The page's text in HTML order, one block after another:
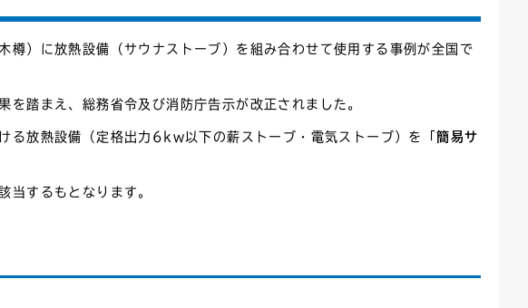
）に放熱設備（サウナストーブ）を組み合わせて使用する事例が全国で
踏まえ、総務省令及び消防庁告示が改正されました。
る放熱設備（定格出力6kw以下の薪ストーブ・電気ストーブ）を「簡易サ
当するもとなります。